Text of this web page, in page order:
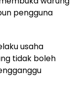
pengguna
usaha
tidak boleh